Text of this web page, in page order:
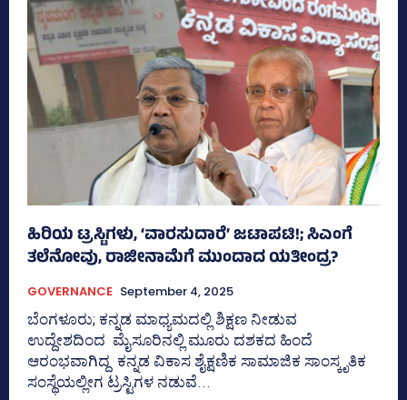
ಹಿರಿಯ ಟ್ರಸ್ಟಿಗಳು, ‘ವಾರಸುದಾರೆ’ ಜಟಾಪಟಿ!; ಸಿಎಂಗೆ
ತಲೆನೋವು, ರಾಜೀನಾಮೆಗೆ‌ ಮುಂದಾದ ಯತೀಂದ್ರ?
GOVERNANCE September 4, 2025
ಬೆಂಗಳೂರು; ಕನ್ನಡ ಮಾಧ್ಯಮದಲ್ಲಿ ಶಿಕ್ಷಣ ನೀಡುವ
ಉದ್ದೇಶದಿಂದ ಮೈಸೂರಿನಲ್ಲಿ ಮೂರು ದಶಕದ ಹಿಂದೆ
ಆರಂಭವಾಗಿದ್ದ ಕನ್ನಡ ವಿಕಾಸ ಶೈಕ್ಷಣಿಕ ಸಾಮಾಜಿಕ ಸಾಂಸ್ಕೃತಿಕ
ಸಂಸ್ಥೆಯಲ್ಲೀಗ ಟ್ರಸ್ಟಿಗಳ ನಡುವೆ...